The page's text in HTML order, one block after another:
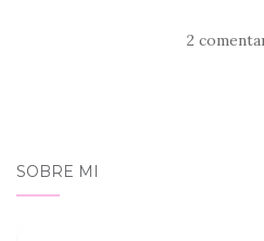
2
SOBRE MI